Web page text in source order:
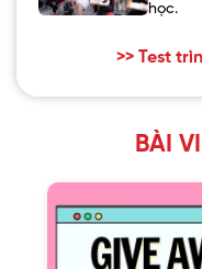
học.
>> Test
BÀI